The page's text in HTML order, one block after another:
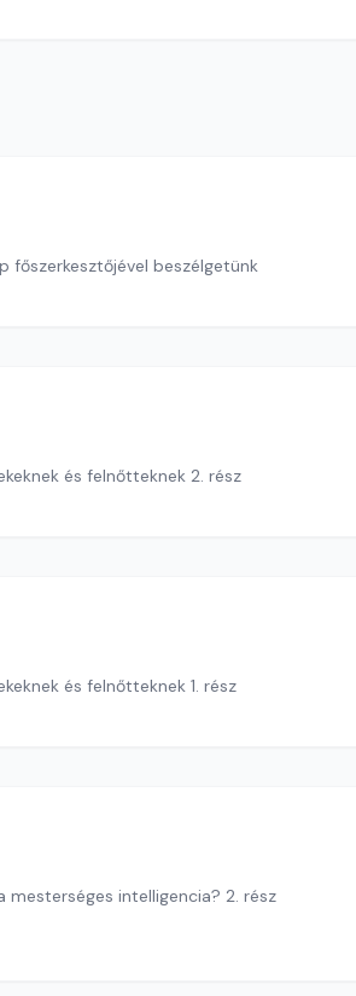
főszerkesztőjével beszélgetünk
és felnőtteknek 2. rész
és felnőtteknek 1. rész
intelligencia? 2. rész